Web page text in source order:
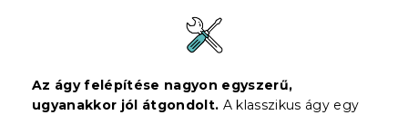
Az ágy felépítése nagyon egyszerű,
ugyanakkor jól átgondolt. A klasszikus ágy egy